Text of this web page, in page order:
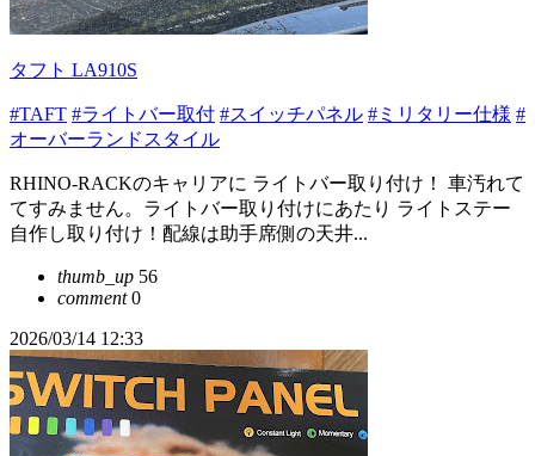
タフト LA910S
#TAFT #ライトバー取付 #スイッチパネル #ミリタリー仕様 #
オーバーランドスタイル
RHINO-RACKのキャリアに ライトバー取り付け！ 車汚れて
てすみません。ライトバー取り付けにあたり ライトステー
自作し取り付け！配線は助手席側の天井...
thumb_up 56
comment0
2026/03/14 12:33